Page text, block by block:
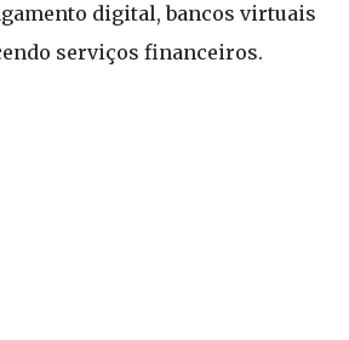
digital, bancos virtuais
serviços financeiros.